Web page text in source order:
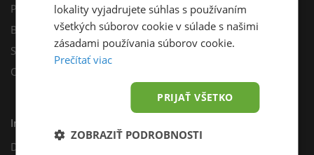
Poradňa
Blog
Sprievodca výberom fotovoltiky
Odporúčací program
Inštalácie
Dotácie
lokality vyjadrujete súhlas s používaním
všetkých súborov cookie v súlade s našimi
zásadami používania súborov cookie.
Prečítať viac
PRIJAŤ VŠETKO
ZOBRAZIŤ PODROBNOSTI